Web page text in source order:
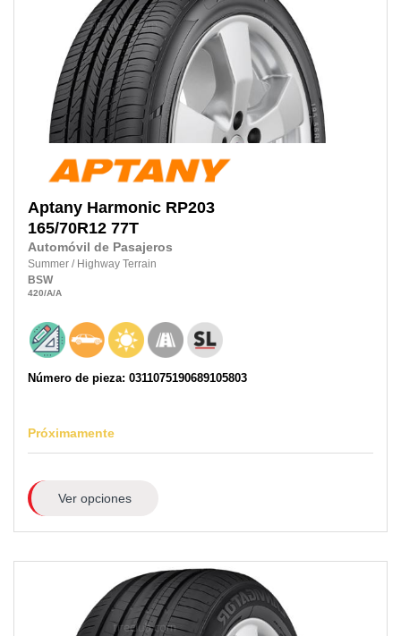
Aptany Harmonic RP203
165/70R12 77T
Automóvil de Pasajeros
Summer / Highway Terrain
BSW
420/A/A
Número de pieza: 0311075190689105803
Próximamente
Ver opciones